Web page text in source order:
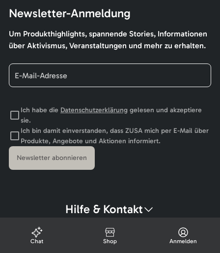
Newsletter-Anmeldung
Um Produkthighlights, spannende Stories, Informationen
über Aktivismus, Veranstaltungen und mehr zu erhalten.
Ich habe die Datenschutzerklärunggelesen und akzeptiere
sie.
Ich bin damit einverstanden, dass ZUSA mich per E-Mail über
Produkte, Angebote und Aktionen informiert.
Newsletter abonnieren
Hilfe & Kontakt
Chat Shop Anmelden